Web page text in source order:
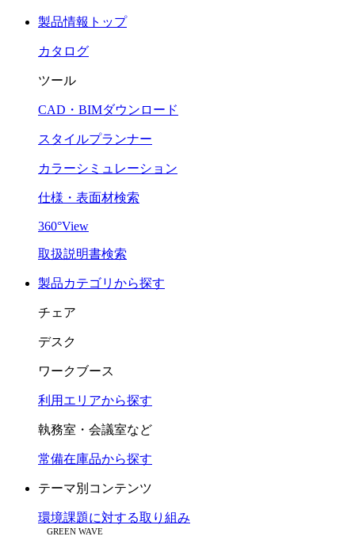
製品情報トップ
カタログ
ツール
CAD・BIMダウンロード
スタイルプランナー
カラーシミュレーション
仕様・表面材検索
360°View
取扱説明書検索
製品カテゴリから探す
チェア
デスク
ワークブース
利用エリアから探す
執務室・会議室など
常備在庫品から探す
テーマ別コンテンツ
環境課題に対する取り組み
GREEN WAVE